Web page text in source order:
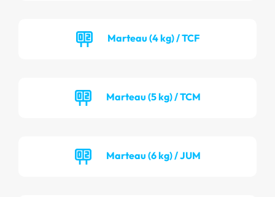
Marteau (4 kg) / TCF
Marteau (5 kg) / TCM
Marteau (6 kg) / JUM